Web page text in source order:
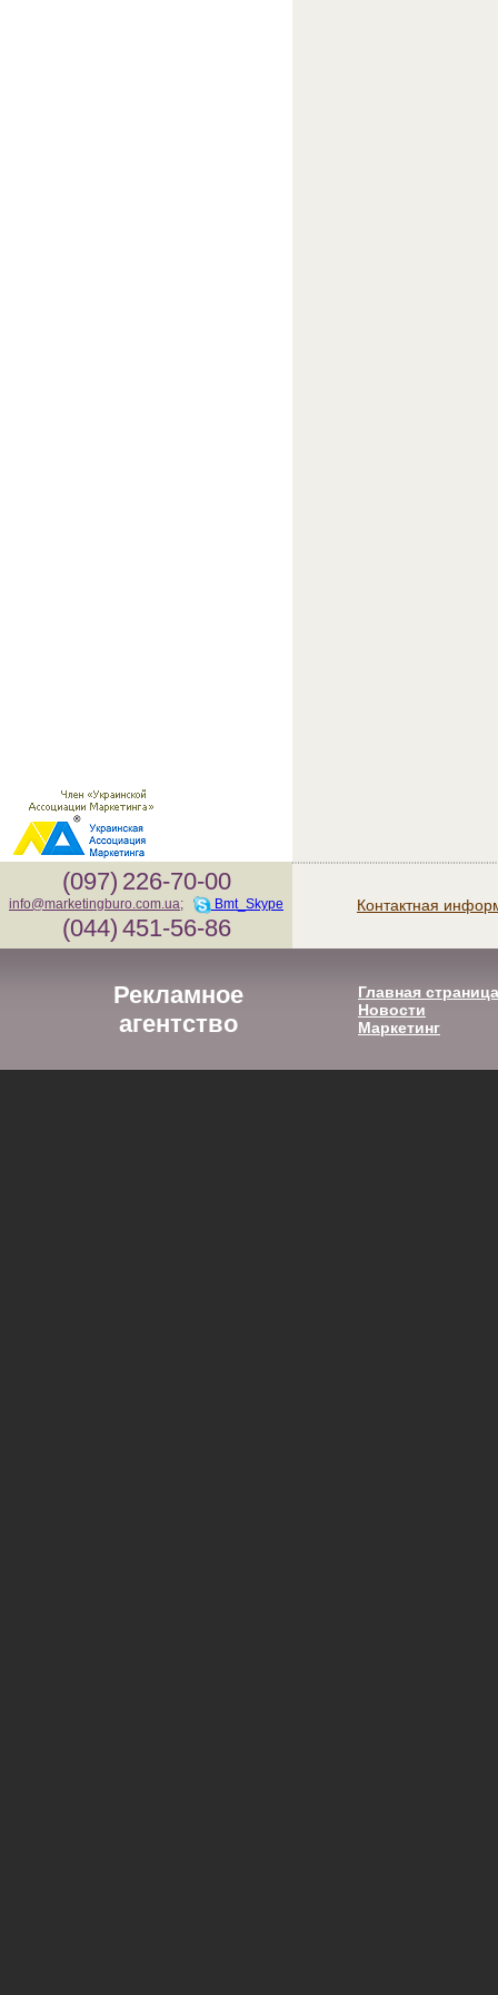
(097) 226-70-00
info@marketingburo.com.ua; Bmt_Skype
(044) 451-56-86
Контактная
Рекламное
агентство
Главная страница
Новости
Маркетинг